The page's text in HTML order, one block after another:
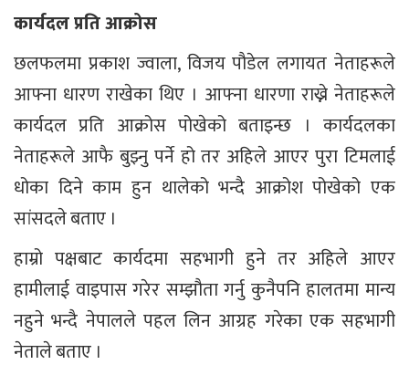
कार्यदल प्रति आक्रोस
छलफलमा प्रकाश ज्वाला, विजय पौडेल लगायत नेताहरूले
आफ्ना धारण राखेका थिए । आफ्ना धारणा राख्ने नेताहरूले
कार्यदल प्रति आक्रोस पोखेको बताइन्छ । कार्यदलका
नेताहरूले आफै बुझ्नु पर्ने हो तर अहिले आएर पुरा टिमलाई
धोका दिने काम हुन थालेको भन्दै आक्रोश पोखेको एक
सांसदले बताए ।
हाम्रो पक्षबाट कार्यदमा सहभागी हुने तर अहिले आएर
हामीलाई वाइपास गरेर सम्झौता गर्नु कुनैपनि हालतमा मान्य
नहुने भन्दै नेपालले पहल लिन आग्रह गरेका एक सहभागी
नेताले बताए ।